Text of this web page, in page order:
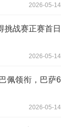
2026-05-14
挑战赛正赛首日
2026-05-14
佩领衔，巴萨6
2026-05-14